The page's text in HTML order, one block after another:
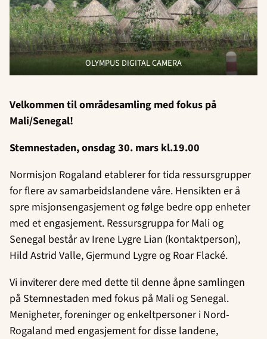
OLYMPUS DIGITAL CAMERA
Velkommen til områdesamling med fokus på
Mali/Senegal!
Stemnestaden, onsdag 30. mars kl.19.00
Normisjon Rogaland etablerer for tida ressursgrupper
for flere av samarbeidslandene våre. Hensikten er å
spre misjonsengasjement og følge bedre opp enheter
med et engasjement. Ressursgruppa for Mali og
Senegal består av Irene Lygre Lian (kontaktperson),
Hild Astrid Valle, Gjermund Lygre og Roar Flacké.
Vi inviterer dere med dette til denne åpne samlingen
på Stemnestaden med fokus på Mali og Senegal.
Menigheter, foreninger og enkeltpersoner i Nord-
Rogaland med engasjement for disse landene,